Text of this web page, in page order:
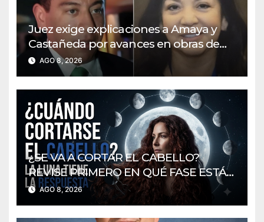
Juez exige explicaciones a Amaya y
Castañeda por avances en obras de
colegio de Muzo en Boyacá
AGO 8, 2026
¿SE VA A CORTAR EL CABELLO?
REVISE PRIMERO EN QUÉ FASE ESTÁ
LA LUNA
AGO 8, 2026